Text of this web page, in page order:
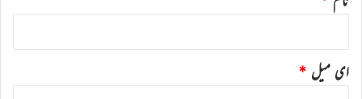
ای میل *